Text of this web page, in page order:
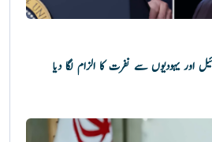
اور یہودیوں سے نفرت کا الزام لگا دیا